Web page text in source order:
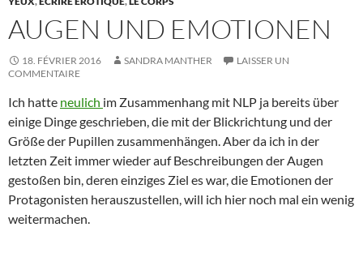
AUGEN UND EMOTIONEN
18. FÉVRIER 2016 SANDRA MANTHER
LAISSER UN
COMMENTAIRE
Ich hatte neulich im Zusammenhang mit NLP ja bereits über
einige Dinge geschrieben, die mit der Blickrichtung und der
Größe der Pupillen zusammenhängen. Aber da ich in der
letzten Zeit immer wieder auf Beschreibungen der Augen
gestoßen bin, deren einziges Ziel es war, die Emotionen der
Protagonisten herauszustellen, will ich hier noch mal ein wenig
weitermachen.